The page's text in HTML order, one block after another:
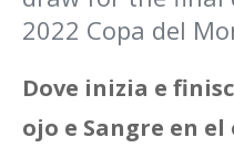
2022 Copa del
Dove inizia e
ojo e Sangre en